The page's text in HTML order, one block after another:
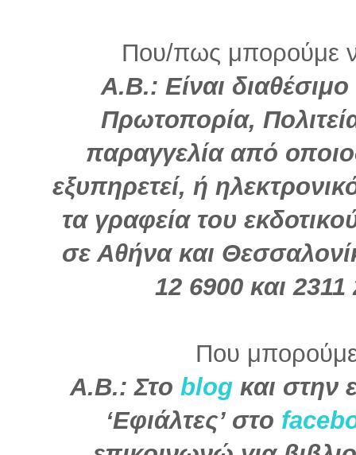
Που/πως μπορούμε
Α.Β.: Είναι
Πρωτοπορία,
παραγγελία από
εξυπηρετεί, ή
τα γραφεία του
σε Αθήνα και
12 6900 και 2311
Που
Α.Β.: Στο blog και στην
‘Εφιάλτες’ στο